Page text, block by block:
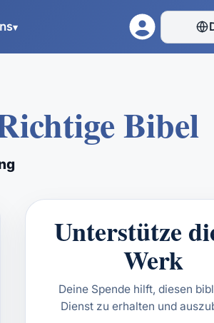
▾
Bibel
Unterstütze
Werk
Deine Spende hilft, diesen
Dienst zu erhalten und